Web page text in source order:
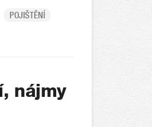
POJIŠTĚNÍ
nájmy